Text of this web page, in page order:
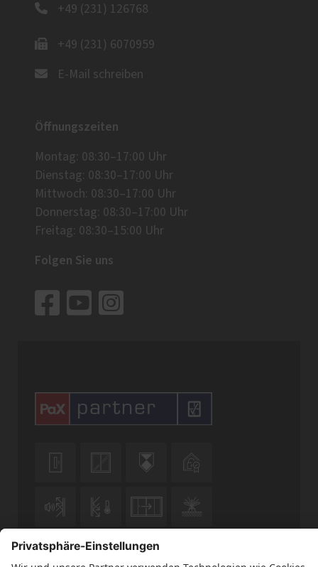
+49 (231) 126768
+49 (231) 6070959
E-Mail schreiben
Öffnungszeiten
Montag: 08:30–17:00 Uhr
Dienstag: 08:30–17:00 Uhr
Mittwoch: 08:30–17:00 Uhr
Donnerstag: 08:30–17:00 Uhr
Freitag: 08:30–15:00 Uhr
Folgen Sie uns
  
   
  